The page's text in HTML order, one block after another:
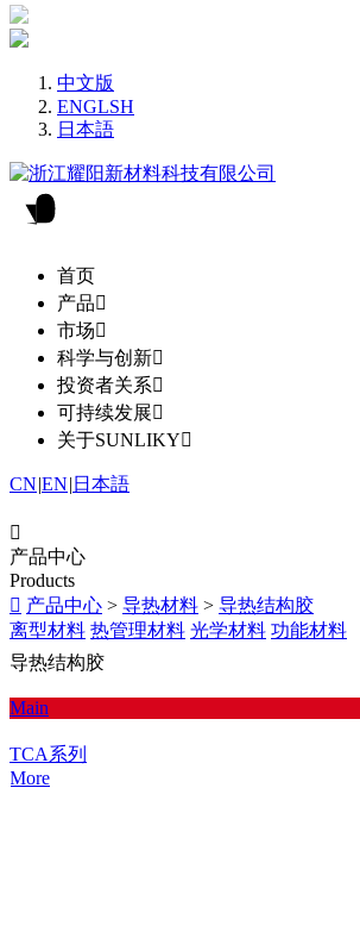
中文版
ENGLSH
日本語
首页
产品
市场
科学与创新
投资者关系
可持续发展
关于SUNLIKY
CN|EN| 日本語

产品中心
Products
 产品中心 > 导热材料 > 导热结构胶
离型材料 热管理材料 光学材料 功能材料
导热结构胶
Main
TCA系列
More